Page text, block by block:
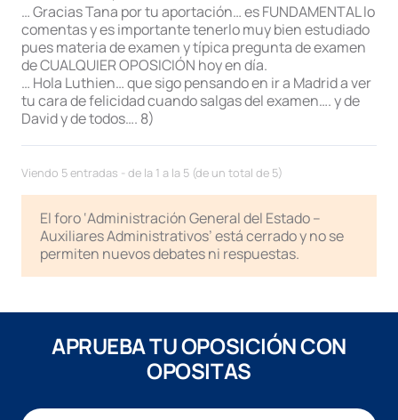
… Gracias Tana por tu aportación… es FUNDAMENTAL lo
comentas y es importante tenerlo muy bien estudiado
pues materia de examen y típica pregunta de examen
de CUALQUIER OPOSICIÓN hoy en día.
… Hola Luthien… que sigo pensando en ir a Madrid a ver
tu cara de felicidad cuando salgas del examen…. y de
David y de todos…. 8)
Viendo 5 entradas - de la 1 a la 5 (de un total de 5)
El foro ‘Administración General del Estado –
Auxiliares Administrativos’ está cerrado y no se
permiten nuevos debates ni respuestas.
APRUEBA TU OPOSICIÓN CON
OPOSITAS